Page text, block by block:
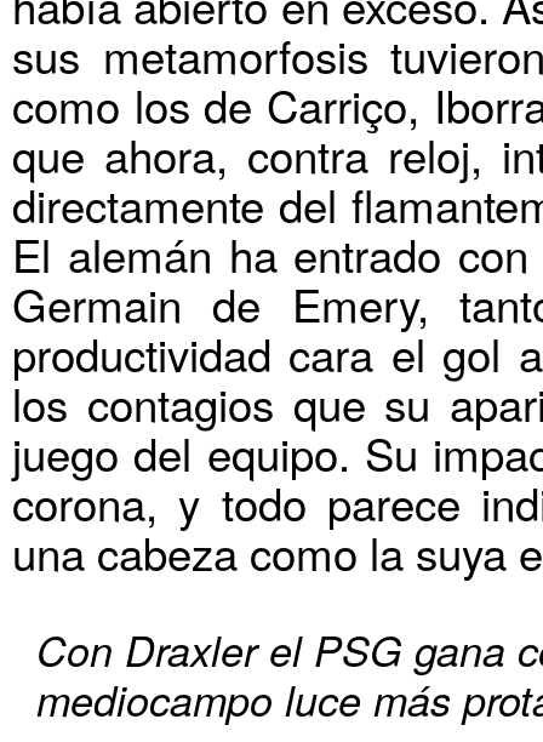
sus metamorfosis
como los de Carriço,
que ahora, contra reloj,
directamente del
El alemán ha entrado
Germain de Emery,
productividad cara el gol
los contagios que su
juego del equipo. Su
corona, y todo parece
una cabeza como la suya
Con Draxler el PSG gana
mediocampo luce más